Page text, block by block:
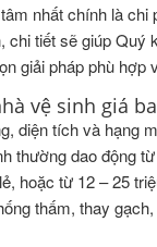
nhất chính là chi
chi tiết sẽ giúp Quý
giải pháp phù hợp
vệ sinh giá
diện tích và hạng
thường dao động
hoặc từ 12 – 25
thấm, thay